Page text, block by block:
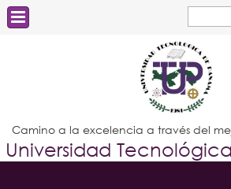
de
Estudiantes
Docentes
Administrativos
Graduados
Camino a la excelencia a través del
Universidad